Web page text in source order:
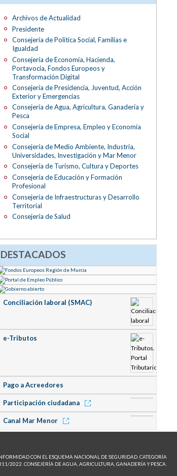
Archivos de Actualidad
Presidente
Consejería de Política Social, Familias e
Igualdad
Consejería de Economía, Hacienda,
Portavocía, Fondos Europeos y
Transformación Digital
Consejería de Presidencia, Juventud, Acción
Exterior y Emergencias
Consejería de Agua, Agricultura, Ganadería y
Pesca
Consejería de Empresa, Empleo y Economía
Social
Consejería de Medio Ambiente, Industria,
Universidades, Investigación y Mar Menor
Consejería de Turismo, Cultura y Deportes
Consejería de Educación y Formación
Profesional
Consejería de Infraestructuras y Desarrollo
Territorial
Consejería de Salud
DESTACADOS
Conciliación laboral (SMAC)
e-Tributos
Pago a Acreedores
Participación ciudadana
Canal Mar Menor